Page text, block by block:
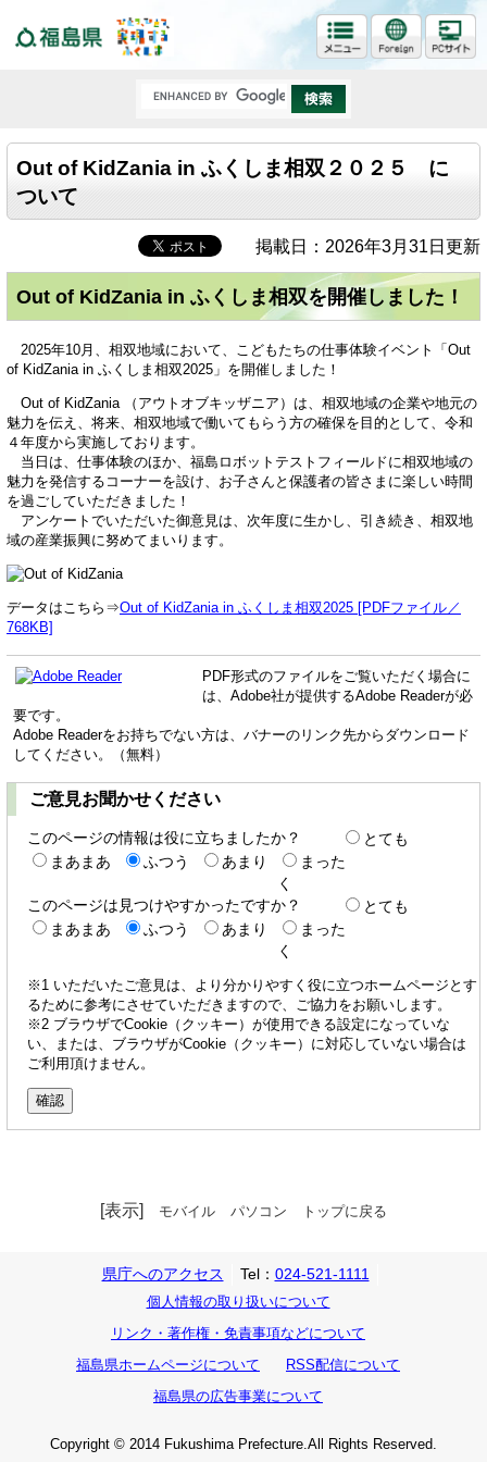
Out of KidZania in ふくしま相双２０２５ に
ついて
掲載日：2026年3月31日更新
Out of KidZania in ふくしま相双を開催しました！
2025年10月、相双地域において、こどもたちの仕事体験イベント「Out
of KidZania in ふくしま相双2025」を開催しました！
Out of KidZania （アウトオブキッザニア）は、相双地域の企業や地元の
魅力を伝え、将来、相双地域で働いてもらう方の確保を目的として、令和
４年度から実施しております。
当日は、仕事体験のほか、福島ロボットテストフィールドに相双地域の
魅力を発信するコーナーを設け、お子さんと保護者の皆さまに楽しい時間
を過ごしていただきました！
アンケートでいただいた御意見は、次年度に生かし、引き続き、相双地
域の産業振興に努めてまいります。
データはこちら⇒Out of KidZania in ふくしま相双2025 [PDFファイル／
768KB]
PDF形式のファイルをご覧いただく場合に
は、Adobe社が提供するAdobe Readerが必
要です。
Adobe Readerをお持ちでない方は、バナーのリンク先からダウンロード
してください。（無料）
ご意見お聞かせください
このページの情報は役に立ちましたか？
とても
まあまあ
ふつう あまり
まった
く
このページは見つけやすかったですか？
とても
まあまあ
ふつう あまり
まった
く
※1 いただいたご意見は、より分かりやすく役に立つホームページとす
るために参考にさせていただきますので、ご協力をお願いします。
※2 ブラウザでCookie（クッキー）が使用できる設定になっていな
い、または、ブラウザがCookie（クッキー）に対応していない場合は
ご利用頂けません。
[表示] モバイル パソコン トップに戻る
県庁へのアクセス Tel： 024-521-1111
個人情報の取り扱いについて
リンク・著作権・免責事項などについて
福島県ホームページについて
RSS配信について
福島県の広告事業について
Copyright © 2014 Fukushima Prefecture.All Rights Reserved.